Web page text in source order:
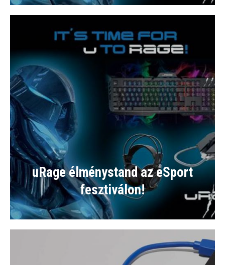
uRage élménystand az eSport
fesztiválon!